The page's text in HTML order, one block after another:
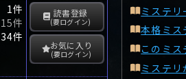
1件
15件
34件
読書登録
(要ログイン)
お気に入り
(要ログイン)
ミステリ
本格ミス
このミス
ミステリ